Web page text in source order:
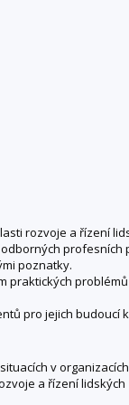
rozvoje a řízení
profesních
poznatky.
pro jejich budoucí
v organizacích
a řízení